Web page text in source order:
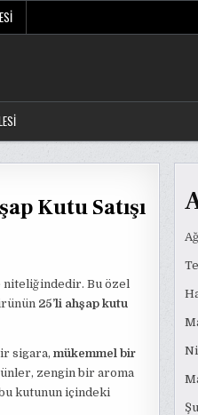
Kutu Satışı
Bu özel
25’li ahşap kutu
sigara, mükemmel bir
zengin bir aroma
kutunun içindeki